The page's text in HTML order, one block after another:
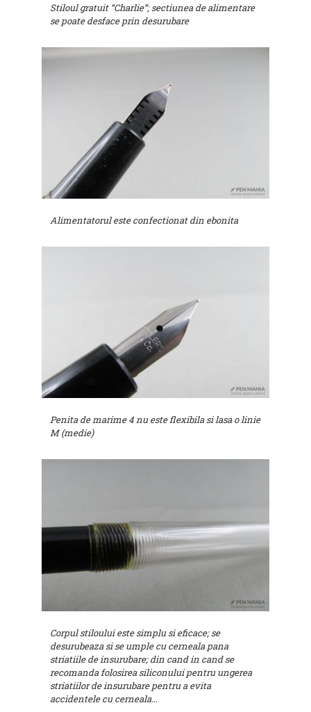
Stiloul gratuit “Charlie”; sectiunea de alimentare
se poate desface prin desurubare
Alimentatorul este confectionat din ebonita
Penita de marime 4 nu este flexibila si lasa o linie
M (medie)
Corpul stiloului este simplu si eficace; se
desurubeaza si se umple cu cerneala pana
striatiile de insurubare; din cand in cand se
recomanda folosirea siliconului pentru ungerea
striatiilor de insurubare pentru a evita
accidentele cu cerneala…